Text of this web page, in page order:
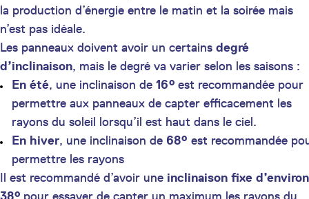
la production d’énergie entre le matin et la soirée mais
n’est pas idéale.
Les panneaux doivent avoir un certains degré
d’inclinaison, mais le degré va varier selon les saisons :
En été, une inclinaison de 16° est recommandée pour
permettre aux panneaux de capter efficacement les
rayons du soleil lorsqu’il est haut dans le ciel.
En hiver, une inclinaison de 68° est recommandée
permettre les rayons
Il est recommandé d’avoir une inclinaison fixe d’environ